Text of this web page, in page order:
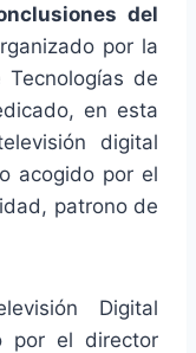
del
por la
Tecnologías de
en esta
digital
acogido por el
patrono de
Digital
por el director